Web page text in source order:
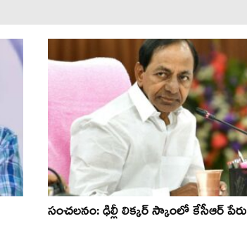
సంచ‌ల‌నం: ఢిల్లీ లిక్క‌ర్ స్కాంలో కేసీఆర్ పేరు